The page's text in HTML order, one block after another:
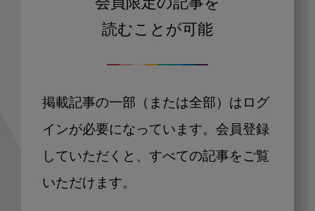
会員限定の記事を
読むことが可能
掲載記事の一部（または全部）はログ
インが必要になっています。会員登録
していただくと、すべての記事をご覧
いただけます。